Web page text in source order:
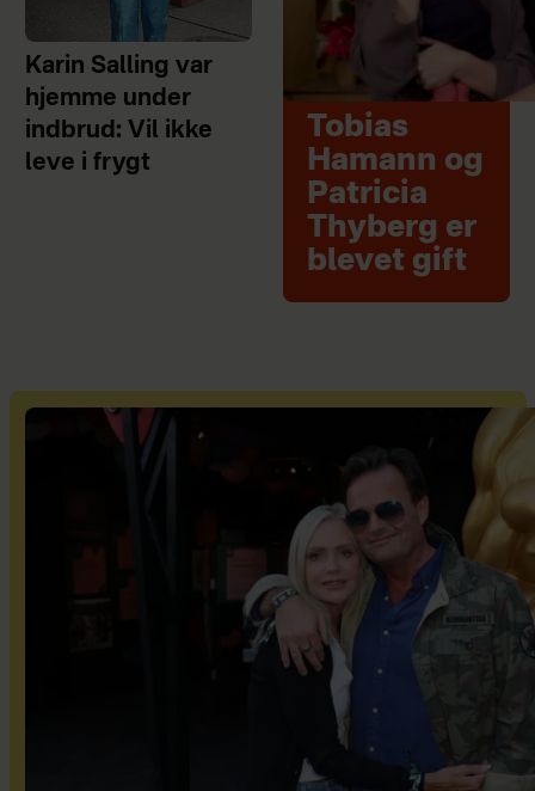
Karin Salling var
hjemme under
indbrud: Vil ikke
leve i frygt
Tobias
Hamann og
Patricia
Thyberg er
blevet gift